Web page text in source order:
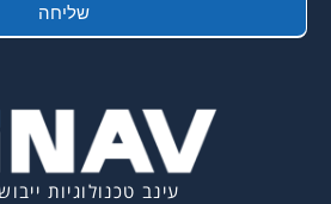
שליחה
עינב טכנולוגיות